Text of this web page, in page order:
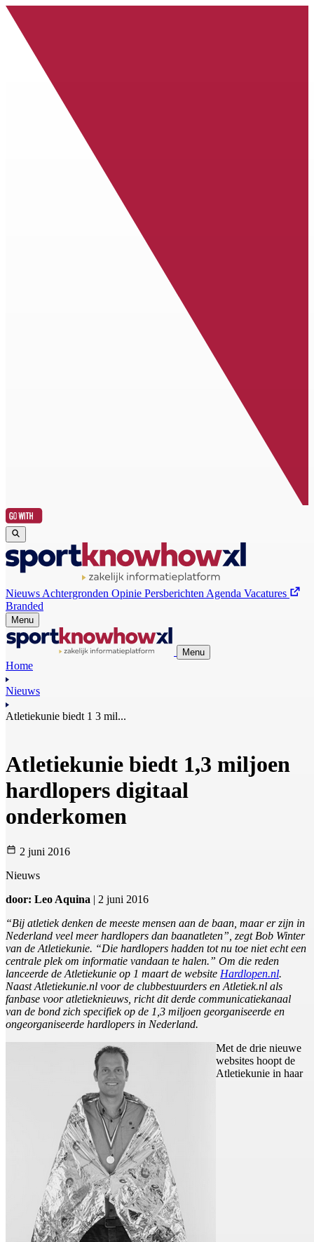
Nieuws Achtergronden Opinie Persberichten Agenda Vacatures
Branded
Menu
Menu
Home
Nieuws
Atletiekunie biedt 1 3 mil...
Atletiekunie biedt 1,3 miljoen
hardlopers digitaal
onderkomen
2 juni 2016
Nieuws
door: Leo Aquina | 2 juni 2016
“Bij atletiek denken de meeste mensen aan de baan, maar er zijn in
Nederland veel meer hardlopers dan baanatleten”, zegt Bob Winter
van de Atletiekunie. “Die hardlopers hadden tot nu toe niet echt een
centrale plek om informatie vandaan te halen.” Om die reden
lanceerde de Atletiekunie op 1 maart de website Hardlopen.nl.
Naast Atletiekunie.nl voor de clubbestuurders en Atletiek.nl als
fanbase voor atletieknieuws, richt dit derde communicatiekanaal
van de bond zich specifiek op de 1,3 miljoen georganiseerde en
ongeorganiseerde hardlopers in Nederland.
Met de drie nieuwe
websites hoopt de
Atletiekunie in haar